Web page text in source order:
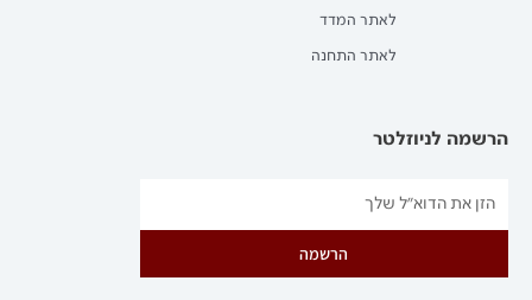
לאתר המדד
לאתר התחנה
הרשמה לניוזלטר
הרשמה